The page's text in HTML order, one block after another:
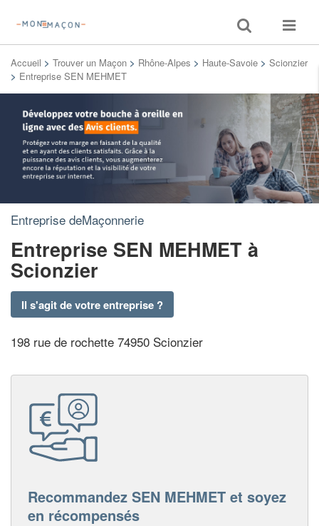
Toggle
search
Toggle
Accueil > Trouver un Maçon > Rhône-Alpes > Haute-Savoie > Scionzier
> Entreprise SEN MEHMET
Entreprise deMaçonnerie
Entreprise SEN MEHMET à
Scionzier
Il s'agit de votre entreprise ?
198 rue de rochette 74950 Scionzier
Recommandez SEN MEHMET et soyez
en récompensés